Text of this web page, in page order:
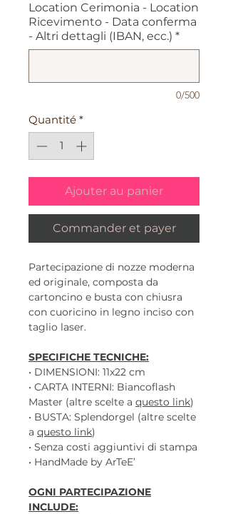
Location Cerimonia - Location
Ricevimento - Data conferma
- Altri dettagli (IBAN, ecc.) *
0/500
Quantité *
Ajouter au panier
Commander et payer
Partecipazione di nozze moderna
ed originale, composta da
cartoncino e busta con chiusra
con cuoricino in legno inciso con
taglio laser.
SPECIFICHE TECNICHE:
• DIMENSIONI: 11x22 cm
• CARTA INTERNI: Biancoflash
Master (altre scelte a questo link)
• BUSTA: Splendorgel (altre scelte
a questo link)
• Senza costi aggiuntivi di stampa
• HandMade by ArTeE’
OGNI PARTECIPAZIONE
INCLUDE: